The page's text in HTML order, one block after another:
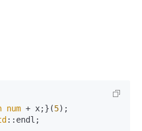
num + x;}(5